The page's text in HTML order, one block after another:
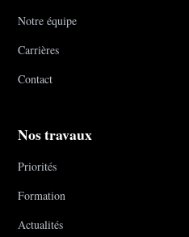
Notre équipe
Carrières
Contact
Nos travaux
Priorités
Formation
Actualités